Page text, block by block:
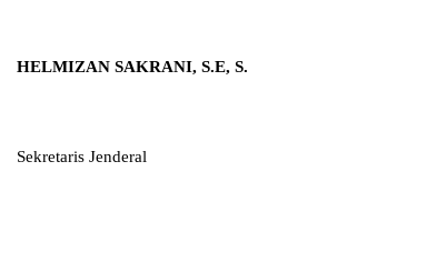
HELMIZAN SAKRANI, S.E, S.
Sekretaris Jenderal